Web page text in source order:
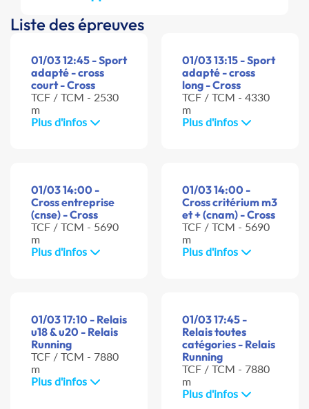
Liste des épreuves
01/03 12:45 - Sport
adapté - cross
court - Cross
TCF / TCM - 2530
m
Plus d'infos
01/03 13:15 - Sport
adapté - cross
long - Cross
TCF / TCM - 4330
m
Plus d'infos
01/03 14:00 -
Cross entreprise
(cnse) - Cross
TCF / TCM - 5690
m
Plus d'infos
01/03 14:00 -
Cross critérium m3
et + (cnam) - Cross
TCF / TCM - 5690
m
Plus d'infos
01/03 17:10 - Relais
u18 & u20 - Relais
Running
TCF / TCM - 7880
m
Plus d'infos
01/03 17:45 -
Relais toutes
catégories - Relais
Running
TCF / TCM - 7880
m
Plus d'infos